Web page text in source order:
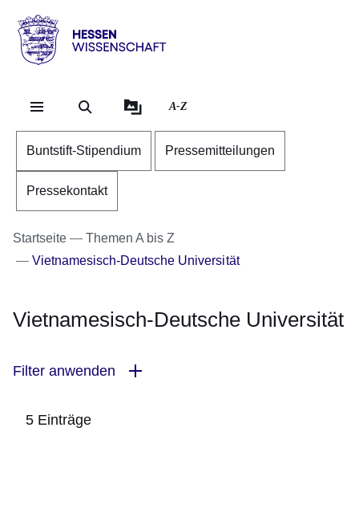
Hessen
Wissenschaft
A-Z
Buntstift-Stipendium Pressemitteilungen
Pressekontakt
Startseite
Themen A bis Z
Vietnamesisch-Deutsche Universität
Vietnamesisch-Deutsche Universität
Filter anwenden
5 Einträge